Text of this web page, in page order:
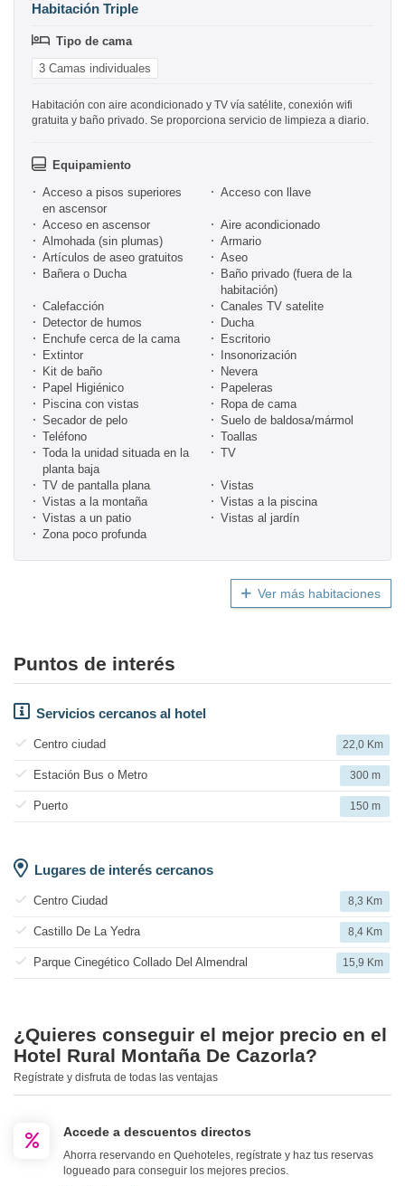
Habitación Triple
Tipo de cama
3 Camas individuales
Habitación con aire acondicionado y TV vía satélite, conexión wifi
gratuita y baño privado. Se proporciona servicio de limpieza a diario.
Equipamiento
Acceso a pisos superiores
en ascensor
Acceso con llave
Acceso en ascensor
Aire acondicionado
Almohada (sin plumas)
Armario
Artículos de aseo gratuitos
Aseo
Bañera o Ducha
Baño privado (fuera de la
habitación)
Calefacción
Canales TV satelite
Detector de humos
Ducha
Enchufe cerca de la cama
Escritorio
Extintor
Insonorización
Kit de baño
Nevera
Papel Higiénico
Papeleras
Piscina con vistas
Ropa de cama
Secador de pelo
Suelo de baldosa/mármol
Teléfono
Toallas
Toda la unidad situada en la
planta baja
TV
TV de pantalla plana
Vistas
Vistas a la montaña
Vistas a la piscina
Vistas a un patio
Vistas al jardín
Zona poco profunda
Ver más habitaciones
Puntos de interés
Servicios cercanos al hotel
Centro ciudad 22,0 Km
Estación Bus o Metro 300 m
Puerto 150 m
Lugares de interés cercanos
Centro Ciudad 8,3 Km
Castillo De La Yedra 8,4 Km
Parque Cinegético Collado Del Almendral 15,9 Km
¿Quieres conseguir el mejor precio en el
Hotel Rural Montaña De Cazorla?
Regístrate y disfruta de todas las ventajas
Accede a descuentos directos
Ahorra reservando en Quehoteles, regístrate y haz tus reservas
logueado para conseguir los mejores precios.